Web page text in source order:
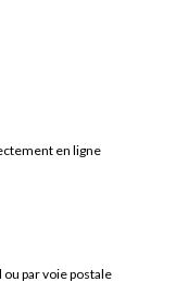
en ligne
par voie postale